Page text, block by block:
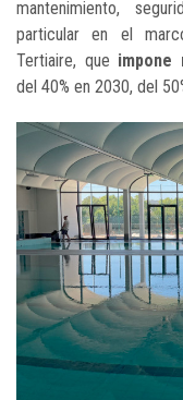
mantenimiento,
particular en el
Tertiaire, que impone
del 40% en 2030, del